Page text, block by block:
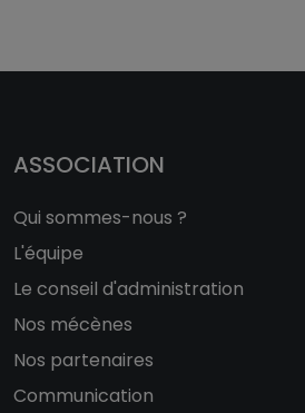
ASSOCIATION
Qui sommes-nous ?
L'équipe
Le conseil d'administration
Nos mécènes
Nos partenaires
Communication